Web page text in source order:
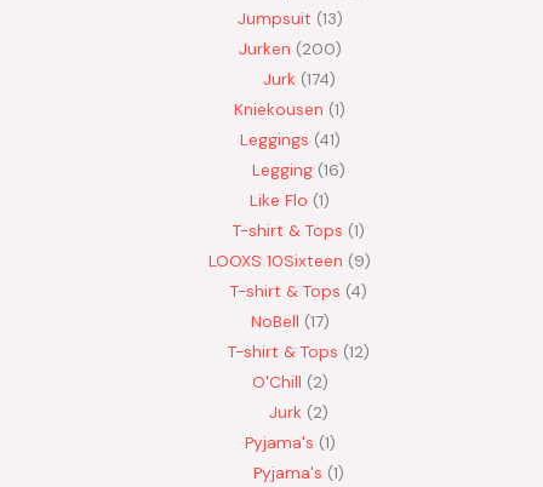
Jumpsuit 13
Jurken 200
Jurk 174
Kniekousen 1
Leggings 41
Legging 16
Like Flo 1
T-shirt & Tops 1
LOOXS 10Sixteen
9
T-shirt & Tops 4
NoBell 17
T-shirt & Tops 12
O'Chill 2
Jurk 2
Pyjama's 1
Pyjama's 1